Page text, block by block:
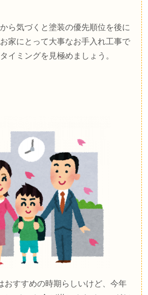
ら気づくと塗装の優先順位を後に
家にとって大事なお手入れ工事で
イミングを見極めましょう。
おすすめの時期らしいけど、今年